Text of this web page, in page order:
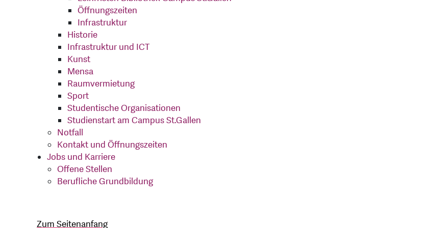
Öffnungszeiten
Infrastruktur
Historie
Infrastruktur und ICT
Kunst
Mensa
Raumvermietung
Sport
Studentische Organisationen
Studienstart am Campus St.Gallen
Notfall
Kontakt und Öffnungszeiten
Jobs und Karriere
Offene Stellen
Berufliche Grundbildung
Zum Seitenanfang